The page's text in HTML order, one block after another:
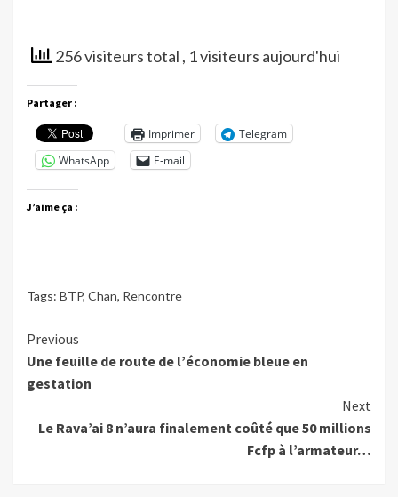
256 visiteurs total , 1 visiteurs aujourd'hui
Partager :
Imprimer
Telegram
WhatsApp
E-mail
J’aime ça :
Tags: BTP, Chan, Rencontre
Continue
Reading
Previous
Une feuille de route de l’économie bleue en
gestation
Next
Le Rava’ai 8 n’aura finalement coûté que 50 millions
Fcfp à l’armateur…